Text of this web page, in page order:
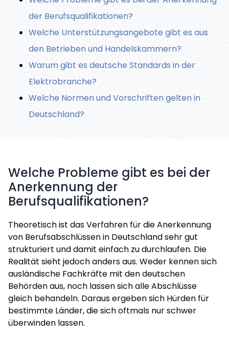
der Berufsqualifikationen?
Welche Unterstützungsangebote gibt es aus
den Betrieben und Handelskammern?
Warum gibt es deutsche Standards in der
Elektrobranche?
Welche Normen und Vorschriften gelten in
Deutschland?
Welche Probleme gibt es bei der
Anerkennung der
Berufsqualifikationen?
Theoretisch ist das Verfahren für die Anerkennung
von Berufsabschlüssen in Deutschland sehr gut
strukturiert und damit einfach zu durchlaufen. Die
Realität sieht jedoch anders aus. Weder kennen sich
ausländische Fachkräfte mit den deutschen
Behörden aus, noch lassen sich alle Abschlüsse
gleich behandeln. Daraus ergeben sich Hürden für
bestimmte Länder, die sich oftmals nur schwer
überwinden lassen.